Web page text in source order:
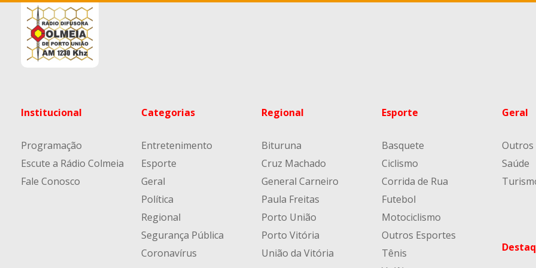
Institucional
Programação
Escute a Rádio Colmeia
Fale Conosco
Categorias
Entretenimento
Esporte
Geral
Política
Regional
Segurança Pública
Coronavírus
Regional
Bituruna
Cruz Machado
General Carneiro
Paula Freitas
Porto União
Porto Vitória
União da Vitória
Esporte
Basquete
Ciclismo
Corrida de Rua
Futebol
Motociclismo
Outros Esportes
Tênis
Geral
Outros
Saúde